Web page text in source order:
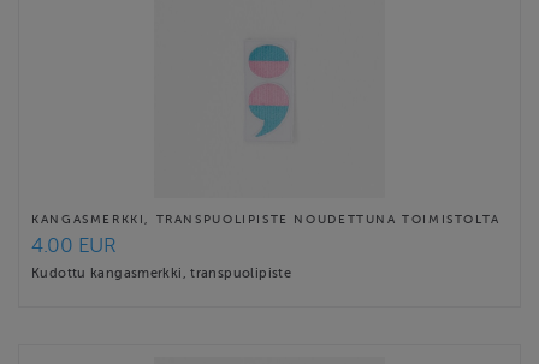
KANGASMERKKI, TRANSPUOLIPISTE NOUDETTUNA TOIMISTOLTA
4.00 EUR
Kudottu kangasmerkki, transpuolipiste